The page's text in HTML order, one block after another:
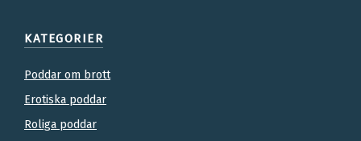
KATEGORIER
Poddar om brott
Erotiska poddar
Roliga poddar